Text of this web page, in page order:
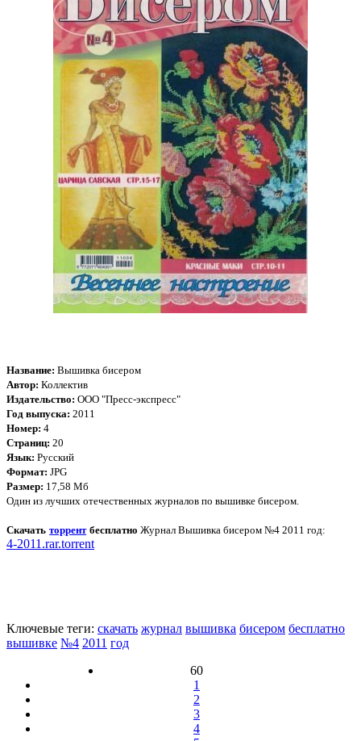
Название: Вышивка бисером
Автор: Коллектив
Издательство: ООО "Пресс-экспресс"
Год выпуска: 2011
Номер: 4
Страниц: 20
Язык: Русский
Формат: JPG
Размер: 17,58 Мб
Один из лучших отечественных журналов по вышивке бисером.
Скачатьторрентбесплатно Журнал Вышивка бисером №4 2011 год:
4-2011.rar.torrent
Ключевые теги: скачать журнал вышивка бисером бесплатно
вышивке №4 2011 год
60
1
2
3
4